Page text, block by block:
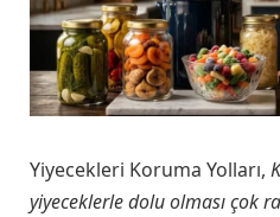
Yiyecekleri Koruma Yolları,
yiyeceklerle dolu olması çok